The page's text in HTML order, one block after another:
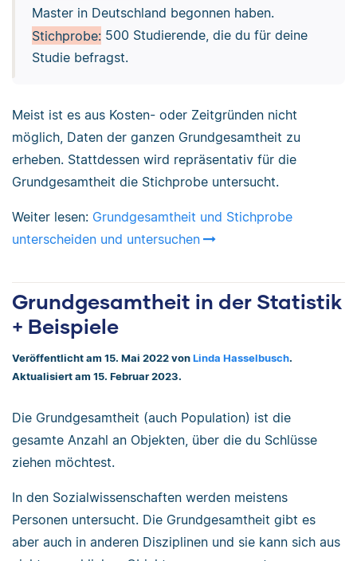
Master in Deutschland begonnen haben.
Stichprobe:500 Studierende, die du für deine
Studie befragst.
Meist ist es aus Kosten- oder Zeitgründen nicht
möglich, Daten der ganzen Grundgesamtheit zu
erheben. Stattdessen wird repräsentativ für die
Grundgesamtheit die Stichprobe untersucht.
Weiter lesen: Grundgesamtheit und Stichprobe
unterscheiden und untersuchen
Grundgesamtheit in der Statistik
+ Beispiele
Veröffentlicht am 15. Mai 2022 von Linda Hasselbusch.
Aktualisiert am 15. Februar 2023.
Die Grundgesamtheit (auch Population) ist die
gesamte Anzahl an Objekten, über die du Schlüsse
ziehen möchtest.
In den Sozialwissenschaften werden meistens
Personen untersucht. Die Grundgesamtheit gibt es
aber auch in anderen Disziplinen und sie kann sich aus